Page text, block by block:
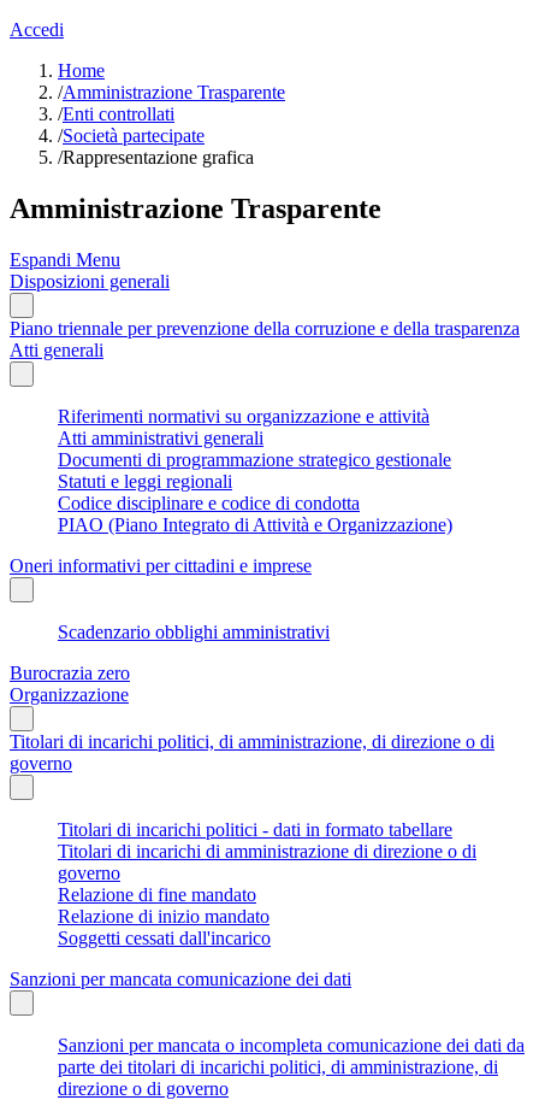
Accedi
Home
/Amministrazione Trasparente
/Enti controllati
/Società partecipate
/Rappresentazione grafica
Amministrazione Trasparente
Espandi Menu
Disposizioni generali
Piano triennale per prevenzione della corruzione e della trasparenza
Atti generali
Riferimenti normativi su organizzazione e attività
Atti amministrativi generali
Documenti di programmazione strategico gestionale
Statuti e leggi regionali
Codice disciplinare e codice di condotta
PIAO (Piano Integrato di Attività e Organizzazione)
Oneri informativi per cittadini e imprese
Scadenzario obblighi amministrativi
Burocrazia zero
Organizzazione
Titolari di incarichi politici, di amministrazione, di direzione o di
governo
Titolari di incarichi politici - dati in formato tabellare
Titolari di incarichi di amministrazione di direzione o di
governo
Relazione di fine mandato
Relazione di inizio mandato
Soggetti cessati dall'incarico
Sanzioni per mancata comunicazione dei dati
Sanzioni per mancata o incompleta comunicazione dei dati da
parte dei titolari di incarichi politici, di amministrazione, di
direzione o di governo